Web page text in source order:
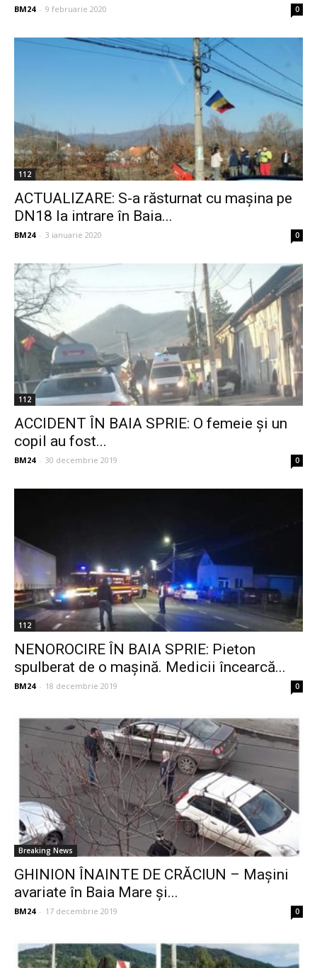
BM24 - 9 februarie 2020 0
112
ACTUALIZARE: S-a răsturnat cu mașina pe
DN18 la intrare în Baia...
BM24 - 3 ianuarie 2020 0
112
ACCIDENT ÎN BAIA SPRIE: O femeie și un
copil au fost...
BM24 - 30 decembrie 2019 0
112
NENOROCIRE ÎN BAIA SPRIE: Pieton
spulberat de o mașină. Medicii încearcă...
BM24 - 18 decembrie 2019 0
Breaking News
GHINION ÎNAINTE DE CRĂCIUN – Mașini
avariate în Baia Mare și...
BM24 - 17 decembrie 2019 0